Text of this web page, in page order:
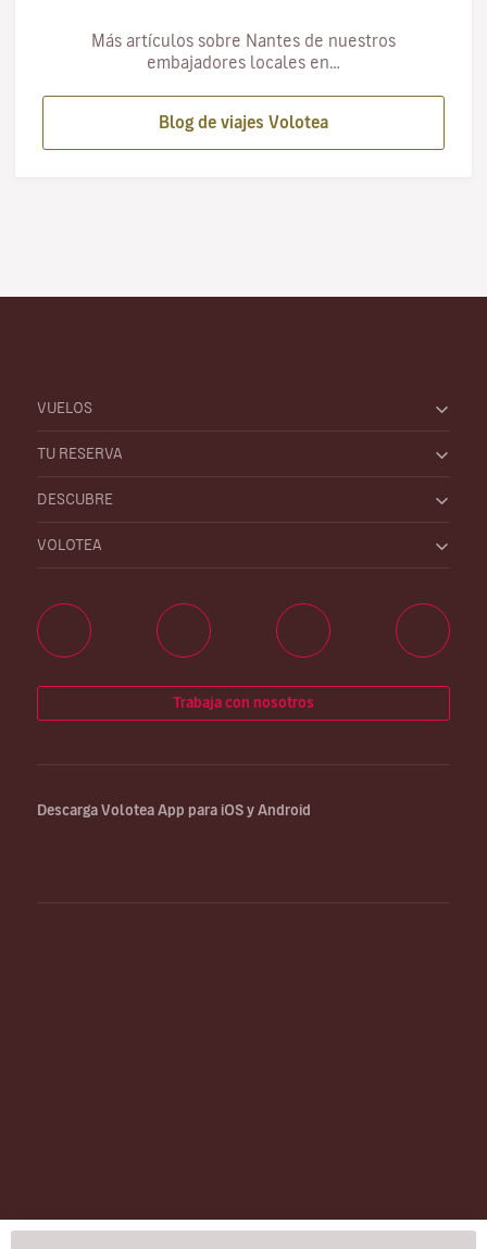
Más artículos sobre Nantes de nuestros
embajadores locales en…
Blog de viajes Volotea
VUELOS
TU RESERVA
DESCUBRE
VOLOTEA
Trabaja con nosotros
Descarga Volotea App para iOS y Android